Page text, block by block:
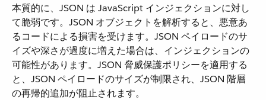
本質的に、JSON は JavaScript インジェクションに対し
て脆弱です。JSON オブジェクトを解析すると、悪意あ
るコードによる損害を受けます。JSON ペイロードのサ
イズや深さが過度に増えた場合は、インジェクションの
可能性があります。JSON 脅威保護ポリシーを適用する
と、JSON ペイロードのサイズが制限され、JSON 階層
の再帰的追加が阻止されます。